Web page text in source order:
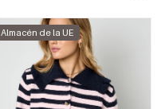
Almacén de la UE